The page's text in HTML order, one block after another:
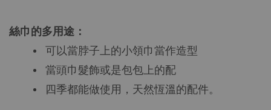
絲巾的多用途：
可以當脖子上的小領巾當作造型
當頭巾髮飾或是包包上的配
四季都能做使用，天然恆溫的配件。